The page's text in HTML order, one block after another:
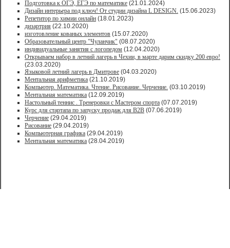
Подготовка к ОГЭ, ЕГЭ по математике (21.01.2024)
Дизайн интерьера под ключ! От студии дизайна L DESIGN. (15.06.2023)
Репетитор по химии онлайн (18.01.2023)
дизартрия (22.10.2020)
изготовление кованых элементов (15.07.2020)
Образовательный центр "Чуланчик" (08.07.2020)
индивидуальные занятия с логопедом (12.04.2020)
Открываем набор в летний лагерь в Чехии, в марте дарим скидку 200 евро!
(23.03.2020)
Языковой летний лагерь в Дмитрове (04.03.2020)
Ментальная арифметика (21.10.2019)
Компьютер. Математика. Чтение. Рисование. Черчение. (03.10.2019)
Ментальная математика (12.09.2019)
Настольный теннис . Тренеровки с Мастером спорта (07.07.2019)
Курс для стартапа по запуску продаж для В2В (07.06.2019)
Черчение (29.04.2019)
Рисование (29.04.2019)
Компьютерная графика (29.04.2019)
Ментальная математика (28.04.2019)